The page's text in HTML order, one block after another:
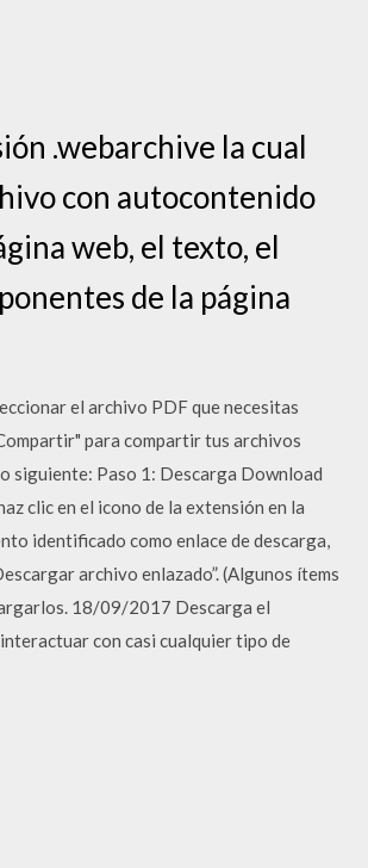
.webarchive la cual
con autocontenido
web, el texto, el
de la página
el archivo PDF que necesitas
para compartir tus archivos
siguiente: Paso 1: Descarga Download
clic en el icono de la extensión en la
identificado como enlace de descarga,
archivo enlazado”. (Algunos ítems
18/09/2017 Descarga el
con casi cualquier tipo de